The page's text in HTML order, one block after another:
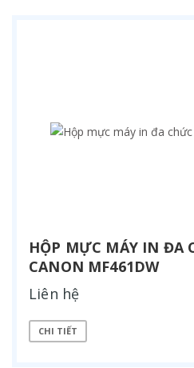
HỘP MỰC MÁY IN ĐA
CANON MF461DW
Liên hệ
CHI TIẾT